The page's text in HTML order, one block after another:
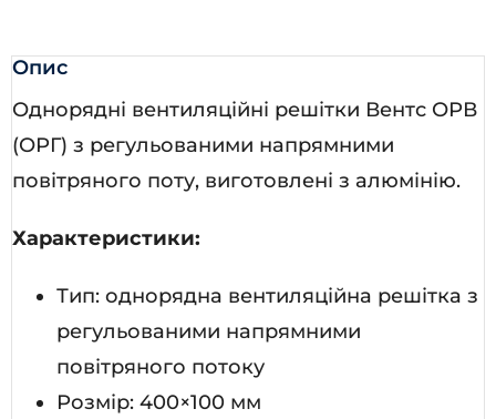
Опис
Однорядні вентиляційні решітки Вентс ОРВ
(ОРГ) з регульованими напрямними
повітряного поту, виготовлені з алюмінію.
Характеристики:
Тип: однорядна вентиляційна решітка з
регульованими напрямними
повітряного потоку
Розмір: 400×100 мм